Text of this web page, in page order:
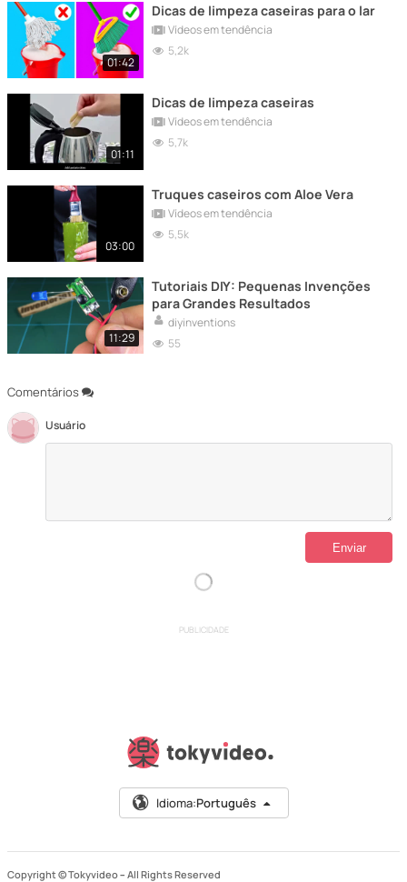
Comentários
Usuário
01:42
Dicas de limpeza caseiras para o lar
Vídeos em tendência
5,2k
01:11
Dicas de limpeza caseiras
Vídeos em tendência
5,7k
03:00
Truques caseiros com Aloe Vera
Vídeos em tendência
5,5k
11:29
Tutoriais DIY: Pequenas Invenções
para Grandes Resultados
diyinventions
55
PUBLICIDADE
Idioma:Português
Copyright © Tokyvideo – All Rights Reserved